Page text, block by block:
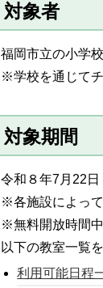
対象者
福岡市立の小学
※学校を通じて
対象期間
令和８年7月22日
※各施設によっ
※無料開放時間
以下の教室一覧
利用可能日程